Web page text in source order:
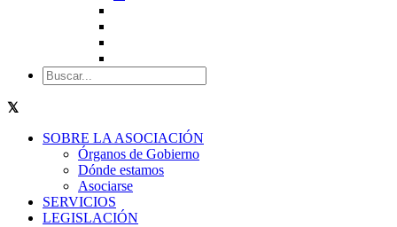
SOBRE LA ASOCIACIÓN
Órganos de Gobierno
Dónde estamos
Asociarse
SERVICIOS
LEGISLACIÓN